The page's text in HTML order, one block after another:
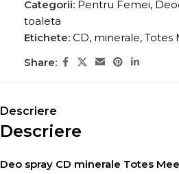
Categorii: Pentru Femei,
toaleta
Etichete: CD, minerale, Totes
Share:
Descriere
Descriere
Deo spray CD minerale Totes